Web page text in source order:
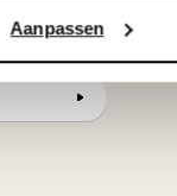
Aanpassen